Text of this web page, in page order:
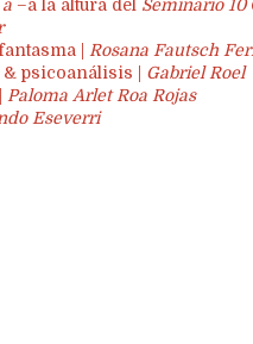
a –a la altura del Seminario 10
| Rosana Fautsch
psicoanálisis | Gabriel Roel
Paloma Arlet Roa Rojas
Eseverri